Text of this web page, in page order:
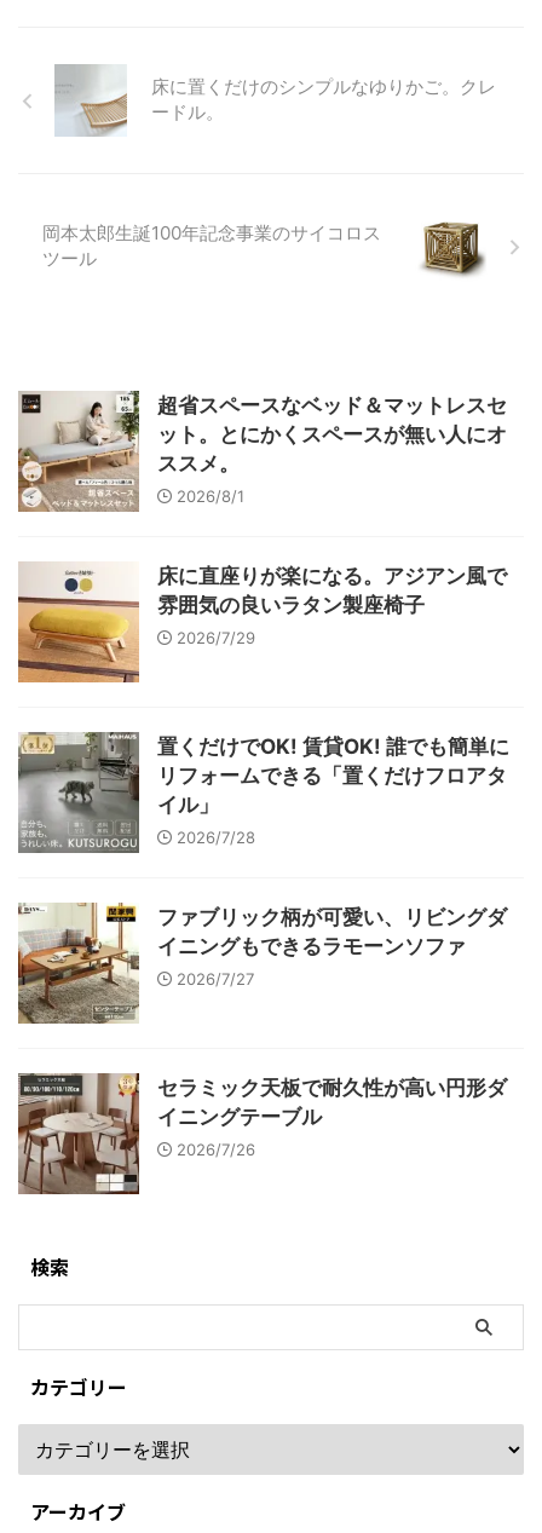
床に置くだけのシンプルなゆりかご。クレ
ードル。
岡本太郎生誕100年記念事業のサイコロス
ツール
超省スペースなベッド＆マットレスセ
ット。とにかくスペースが無い人にオ
ススメ。
2026/8/1
床に直座りが楽になる。アジアン風で
雰囲気の良いラタン製座椅子
2026/7/29
置くだけでOK! 賃貸OK! 誰でも簡単に
リフォームできる「置くだけフロアタ
イル」
2026/7/28
ファブリック柄が可愛い、リビングダ
イニングもできるラモーンソファ
2026/7/27
セラミック天板で耐久性が高い円形ダ
イニングテーブル
2026/7/26
検索
カテゴリー
アーカイブ